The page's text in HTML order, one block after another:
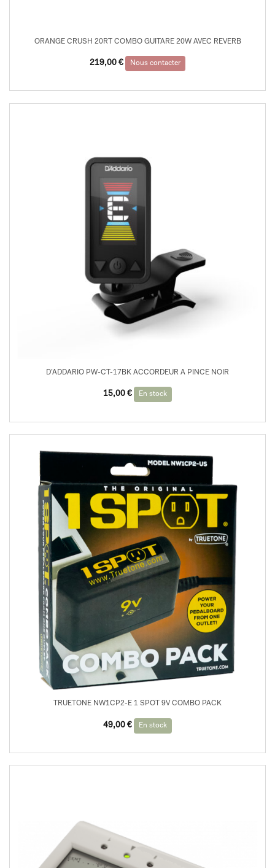
ORANGE CRUSH 20RT COMBO GUITARE 20W AVEC REVERB
219,00 € Nous contacter
D’ADDARIO PW-CT-17BK ACCORDEUR A PINCE NOIR
15,00 € En stock
TRUETONE NW1CP2-E 1 SPOT 9V COMBO PACK
49,00 € En stock